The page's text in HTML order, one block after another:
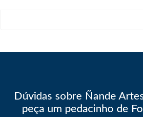
Dúvidas sobre Ñande
peça um pedacinho de